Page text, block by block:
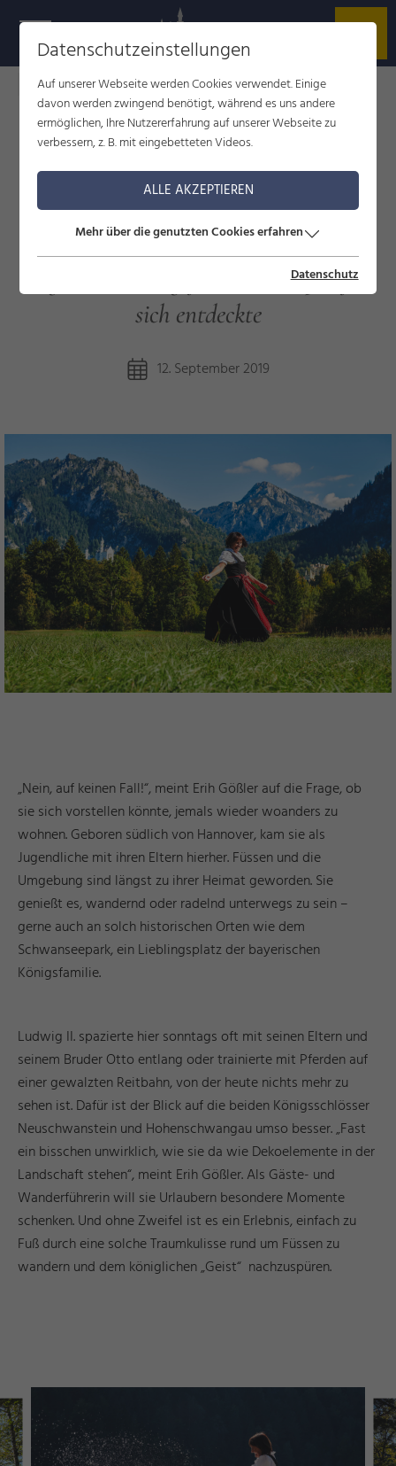
Füssen im Allgäu Blog Liebe auf den zweiten Blick
LIEBE AUF DEN ZWEITEN
BLICK
Wie Gästeführerin Erih Gößler die
bayerische Königsfamilie erst spät für
sich entdeckte
12. September 2019
„Nein, auf keinen Fall!“, meint Erih Gößler auf die Frage, ob
sie sich vorstellen könnte, jemals wieder woanders zu
wohnen. Geboren südlich von Hannover, kam sie als
Jugendliche mit ihren Eltern hierher. Füssen und die
Umgebung sind längst zu ihrer Heimat geworden. Sie
genießt es, wandernd oder radelnd unterwegs zu sein –
gerne auch an solch historischen Orten wie dem
Schwanseepark, ein Lieblingsplatz der bayerischen
Königsfamilie.
Ludwig II. spazierte hier sonntags oft mit seinen Eltern und
seinem Bruder Otto entlang oder trainierte mit Pferden auf
einer gewalzten Reitbahn, von der heute nichts mehr zu
sehen ist. Dafür ist der Blick auf die beiden Königsschlösser
Neuschwanstein und Hohenschwangau umso besser. „Fast
ein bisschen unwirklich, wie sie da wie Dekoelemente in der
Landschaft stehen“, meint Erih Gößler. Als Gäste- und
Wanderführerin will sie Urlaubern besondere Momente
schenken. Und ohne Zweifel ist es ein Erlebnis, einfach zu
Fuß durch eine solche Traumkulisse rund um Füssen zu
wandern und dem königlichen „Geist“ nachzuspüren.
Datenschutzeinstellungen
Auf unserer Webseite werden Cookies verwendet. Einige
davon werden zwingend benötigt, während es uns andere
ermöglichen, Ihre Nutzererfahrung auf unserer Webseite zu
verbessern, z. B. mit eingebetteten Videos.
ALLE AKZEPTIEREN
Mehr über die genutzten Cookies erfahren
Datenschutz